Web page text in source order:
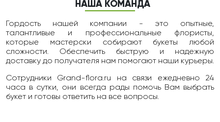
НАША КОМАНДА
Гордость нашей компании - это опытные,
талантливые и профессиональные флористы,
которые мастерски собирают букеты любой
сложности. Обеспечить быструю и надежную
доставку до получателя нам помогают наши курьеры.
Сотрудники Grand-flora.ru на связи ежедневно 24
чаcа в сутки, они всегда рады помочь Вам выбрать
букет и готовы ответить на все вопросы.